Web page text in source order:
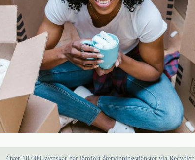
Över 10 000 svenskar har jämfört återvinningstjänster via Recycler.